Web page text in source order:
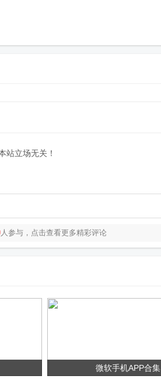
站立场无关！
人参与，点击查看更多精彩评论
微软手机APP合集